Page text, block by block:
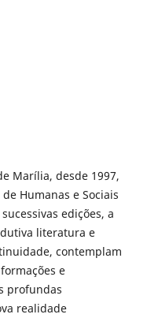
Marília, desde 1997,
Humanas e Sociais
edições, a
literatura e
contemplam
e
profundas
realidade